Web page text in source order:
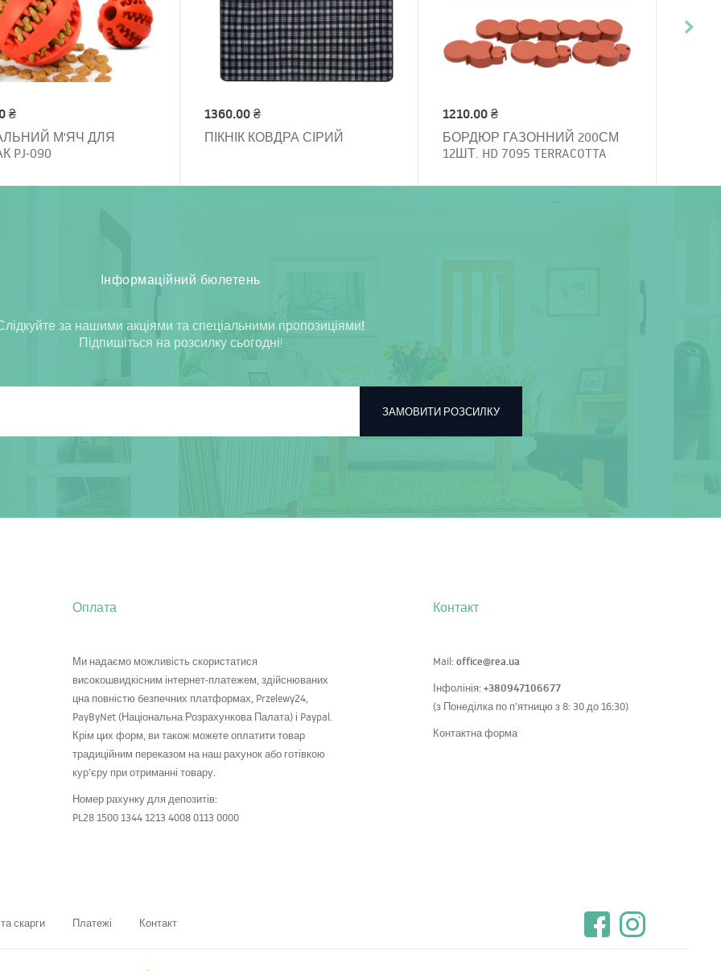
₴
М'ЯЧ ДЛЯ
PJ-090
1360.00 ₴
ПІКНІК КОВДРА СІРИЙ
1210.00 ₴
БОРДЮР ГАЗОННИЙ 200СМ
12ШТ. HD 7095 TERRACOTTA
Інформаційний бюлетень
за нашими акціями та спеціальними пропозиціями!
Підпишіться на розсилку сьогодні!
ЗАМОВИТИ РОЗСИЛКУ
Оплата
Ми надаємо можливість скористатися
високошвидкісним інтернет-платежем, здійснюваних
цна повністю безпечних платформах, Przelewy24,
PayByNet (Національна Розрахункова Палата) і Paypal.
Крім цих форм, ви також можете оплатити товар
традиційним переказом на наш рахунок або готівкою
кур’єру при отриманні товару.
Номер рахунку для депозитів:
PL28 1500 1344 1213 4008 0113 0000
Контакт
Mail:office@rea.ua
Інфолінія:+380947106677
(з Понеділка по п’ятницю з 8: 30 до 16:30)
Контактна форма
скарги Платежі Контакт